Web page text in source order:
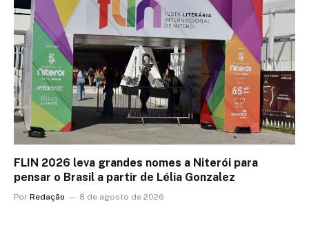
FLIN 2026 leva grandes nomes a Niterói para
pensar o Brasil a partir de Lélia Gonzalez
Por Redação 8 de agosto de 2026